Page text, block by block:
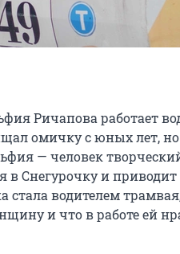
Ричапова работает
омичку с юных лет,
— человек
в Снегурочку и
водителем
и что в работе ей